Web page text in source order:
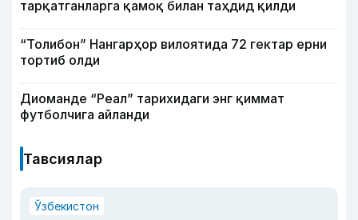
тарқатганларга қамоқ билан таҳдид қилди
“Толибон” Нангарҳор вилоятида 72 гектар ерни
тортиб олди
Диоманде “Реал” тарихидаги энг қиммат
футболчига айланди
Тавсиялар
Ўзбекистон